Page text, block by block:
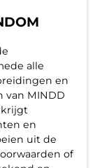
alle
en
van MINDD
en
uit de
of